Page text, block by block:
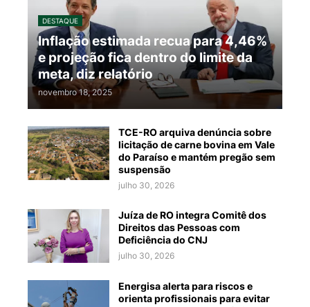
DESTAQUE
Inflação estimada recua para 4,46%
e projeção fica dentro do limite da
meta, diz relatório
novembro 18, 2025
TCE-RO arquiva denúncia sobre
licitação de carne bovina em Vale
do Paraíso e mantém pregão sem
suspensão
julho 30, 2026
Juíza de RO integra Comitê dos
Direitos das Pessoas com
Deficiência do CNJ
julho 30, 2026
Energisa alerta para riscos e
orienta profissionais para evitar